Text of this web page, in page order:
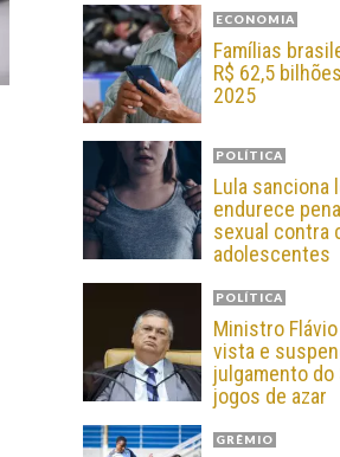
ECONOMIA
Famílias
R$ 62,5
2025
POLÍTICA
Lula sanciona
endurece
sexual contra
adolescentes
POLÍTICA
Ministro
vista e
julgamento
jogos de azar
GRÊMIO